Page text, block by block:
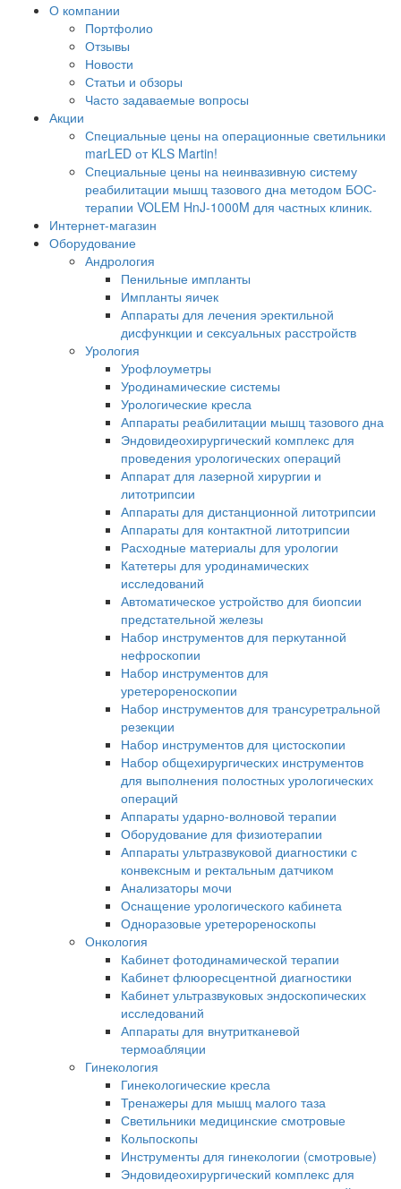
О компании
Портфолио
Отзывы
Новости
Статьи и обзоры
Часто задаваемые вопросы
Акции
Специальные цены на операционные светильники
marLED от KLS Martin!
Специальные цены на неинвазивную систему
реабилитации мышц тазового дна методом БОС-
терапии VOLEM HnJ-1000M для частных клиник.
Интернет-магазин
Оборудование
Андрология
Пенильные импланты
Импланты яичек
Аппараты для лечения эректильной
дисфункции и сексуальных расстройств
Урология
Урофлоуметры
Уродинамические системы
Урологические кресла
Аппараты реабилитации мышц тазового дна
Эндовидеохирургический комплекс для
проведения урологических операций
Аппарат для лазерной хирургии и
литотрипсии
Аппараты для дистанционной литотрипсии
Аппараты для контактной литотрипсии
Расходные материалы для урологии
Катетеры для уродинамических
исследований
Автоматическое устройство для биопсии
предстательной железы
Набор инструментов для перкутанной
нефроскопии
Набор инструментов для
уретерореноскопии
Набор инструментов для трансуретральной
резекции
Набор инструментов для цистоскопии
Набор общехирургических инструментов
для выполнения полостных урологических
операций
Аппараты ударно-волновой терапии
Оборудование для физиотерапии
Аппараты ультразвуковой диагностики с
конвексным и ректальным датчиком
Анализаторы мочи
Оснащение урологического кабинета
Одноразовые уретерореноскопы
Онкология
Кабинет фотодинамической терапии
Кабинет флюоресцентной диагностики
Кабинет ультразвуковых эндоскопических
исследований
Аппараты для внутритканевой
термоабляции
Гинекология
Гинекологические кресла
Тренажеры для мышц малого таза
Светильники медицинские смотровые
Кольпоскопы
Инструменты для гинекологии (смотровые)
Эндовидеохирургический комплекс для